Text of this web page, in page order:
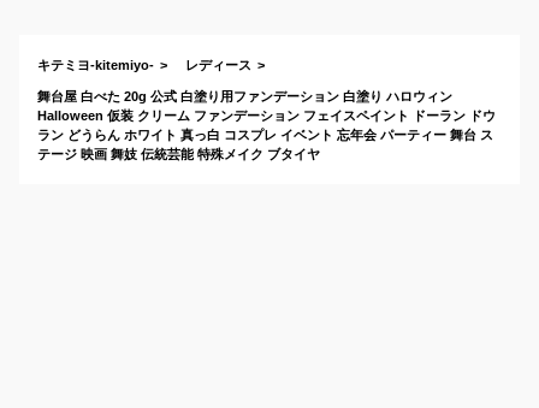
キテミヨ-kitemiyo- レディース
舞台屋 白べた 20g 公式 白塗り用ファンデーション 白塗り ハロウィン
Halloween 仮装 クリーム ファンデーション フェイスペイント ドーラン ドウ
ラン どうらん ホワイト 真っ白 コスプレ イベント 忘年会 パーティー 舞台 ス
テージ 映画 舞妓 伝統芸能 特殊メイク ブタイヤ